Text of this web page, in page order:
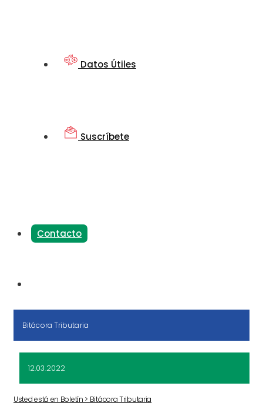
Datos Útiles
Suscríbete
Contacto
Bitácora Tributaria
12.03.2022
Usted está en Boletín > Bitácora Tributaria